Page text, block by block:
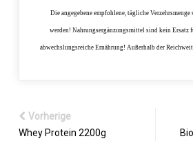
Die angegebene empfohlene, tägliche
werden! Nahrungsergänzungsmittel sind kein Ersatz
abwechslungsreiche Ernährung! Außerhalb der
Vorherige
Whey Protein 2200g